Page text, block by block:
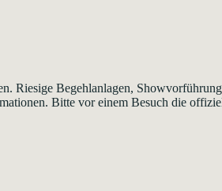
Riesige Begehlanlagen,
Bitte vor einem Besuch die